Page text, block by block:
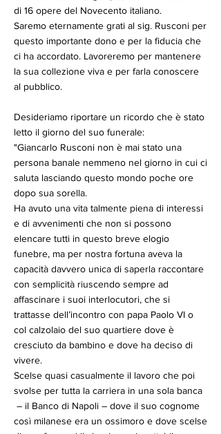
di 16 opere del Novecento italiano.
Saremo eternamente grati al sig. Rusconi per
questo importante dono e per la fiducia che
ci ha accordato. Lavoreremo per mantenere
la sua collezione viva e per farla conoscere
al pubblico.
Desideriamo riportare un ricordo che è stato
letto il giorno del suo funerale:
"Giancarlo Rusconi non è mai stato una
persona banale nemmeno nel giorno in cui ci
saluta lasciando questo mondo poche ore
dopo sua sorella.
Ha avuto una vita talmente piena di interessi
e di avvenimenti che non si possono
elencare tutti in questo breve elogio
funebre, ma per nostra fortuna aveva la
capacità davvero unica di saperla raccontare
con semplicità riuscendo sempre ad
affascinare i suoi interlocutori, che si
trattasse dell’incontro con papa Paolo VI o
col calzolaio del suo quartiere dove è
cresciuto da bambino e dove ha deciso di
vivere.
Scelse quasi casualmente il lavoro che poi
svolse per tutta la carriera in una sola banca
– il Banco di Napoli – dove il suo cognome
così milanese era un ossimoro e dove scelse